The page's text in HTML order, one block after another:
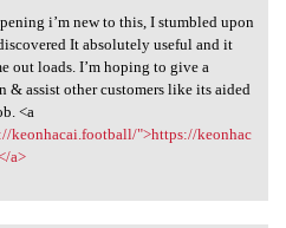
i’m new to
i’m new to this, I stumbled upon
It absolutely useful and it
out loads. I’m hoping to give a
& assist other customers like its aided
<a
keonhacai.football/">https://keonhac
a>